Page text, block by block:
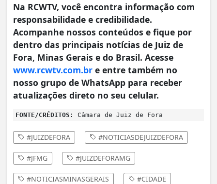
Na RCWTV, você encontra informação com
responsabilidade e credibilidade.
Acompanhe nossos conteúdos e fique por
dentro das principais notícias de Juiz de
Fora, Minas Gerais e do Brasil. Acesse
www.rcwtv.com.br e entre também no
nosso grupo de WhatsApp para receber
atualizações direto no seu celular.
FONTE/CRÉDITOS: Câmara de Juiz de Fora
#JUIZDEFORA #NOTICIASDEJUIZDEFORA
#JFMG #JUIZDEFORAMG
#NOTICIASMINASGERAIS #CIDADE